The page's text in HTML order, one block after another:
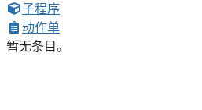
子程序
动作单
暂无条目。